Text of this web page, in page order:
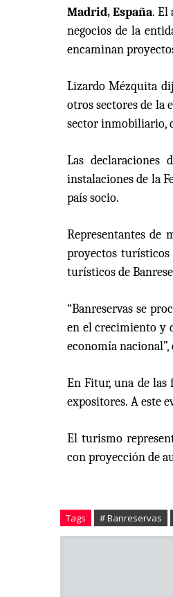
Madrid, España. El
negocios de la
encaminan
Lizardo Mézquita
otros sectores de la
sector inmobiliario,
Las
instalaciones de la
país socio.
Representantes de
proyectos turísticos
turísticos de
“Banreservas se
en el crecimiento y
economía
En Fitur, una de las
expositores. A este
El turismo
con proyección de
Tags # Banreservas